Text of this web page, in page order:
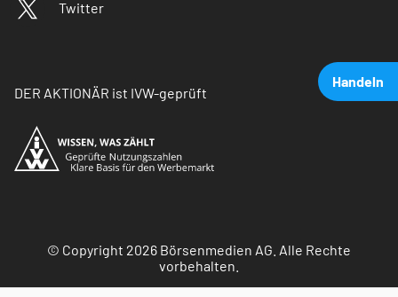
Handeln
Twitter
DER AKTIONÄR ist IVW-geprüft
© Copyright 2026 Börsenmedien AG. Alle Rechte
vorbehalten.